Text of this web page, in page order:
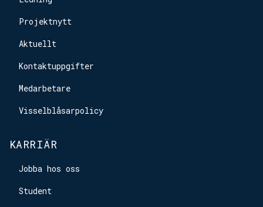
Projektnytt
Aktuellt
Kontaktuppgifter
Medarbetare
Visselblåsarpolicy
KARRIÄR
Jobba hos oss
Student